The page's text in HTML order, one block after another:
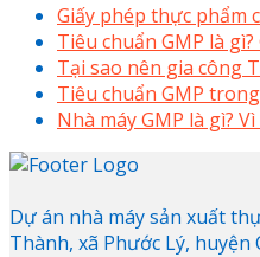
Giấy phép thực phẩm
Tiêu chuẩn GMP là
Tại sao nên gia công
Tiêu chuẩn GMP
Nhà máy GMP là gì?
Dự án nhà máy sản xuất
Thành, xã Phước Lý, huyện